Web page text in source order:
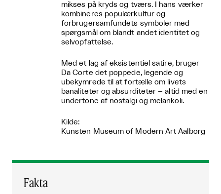
mikses på kryds og tværs. I hans værker
kombineres populærkultur og
forbrugersamfundets symboler med
spørgsmål om blandt andet identitet og
selvopfattelse.
Med et lag af eksistentiel satire, bruger
Da Corte det poppede, legende og
ubekymrede til at fortælle om livets
banaliteter og absurditeter – altid med en
undertone af nostalgi og melankoli.
Kilde:
Kunsten Museum of Modern Art Aalborg
Fakta